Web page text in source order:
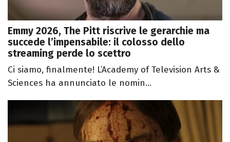
Emmy 2026, The Pitt riscrive le gerarchie ma
succede l’impensabile: il colosso dello
streaming perde lo scettro
Ci siamo, finalmente! L’Academy of Television Arts &
Sciences ha annunciato le nomin...